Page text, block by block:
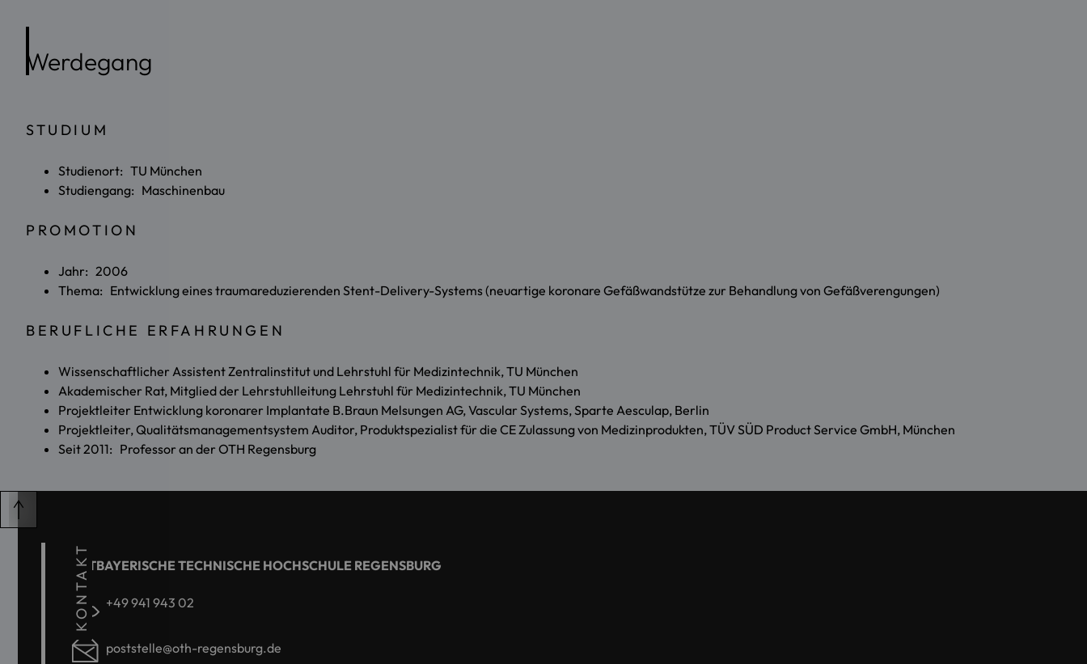
Werdegang
STUDIUM
Studienort: TU München
Studiengang: Maschinenbau
PROMOTION
Jahr: 2006
Thema: Entwicklung eines traumareduzierenden Stent-Delivery-Systems (neuartige koronare Gefäßwandstütze zur Behandlung von Gefäßverengungen)
BERUFLICHE ERFAHRUNGEN
Wissenschaftlicher Assistent Zentralinstitut und Lehrstuhl für Medizintechnik, TU München
Akademischer Rat, Mitglied der Lehrstuhlleitung Lehrstuhl für Medizintechnik, TU München
Projektleiter Entwicklung koronarer Implantate B.Braun Melsungen AG, Vascular Systems, Sparte Aesculap, Berlin
Projektleiter, Qualitätsmanagementsystem Auditor, Produktspezialist für die CE Zulassung von Medizinprodukten, TÜV SÜD Product Service GmbH, München
Seit 2011: Professor an der OTH Regensburg
KONTAKT
OSTBAYERISCHE TECHNISCHE HOCHSCHULE REGENSBURG
+49 941 943 02
poststelle@oth-regensburg.de